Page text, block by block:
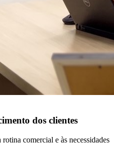
dos clientes
comercial e às necessidades